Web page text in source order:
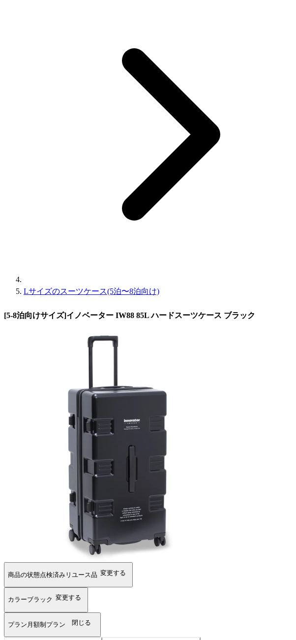
Lサイズのスーツケース(5泊〜8泊向け)
[5-8泊向けサイズ]イノベーター IW88 85L ハードスーツケース ブラック
商品の状態点検済みリユース品 変更する
カラーブラック 変更する
プラン 月額制プラン 閉じる